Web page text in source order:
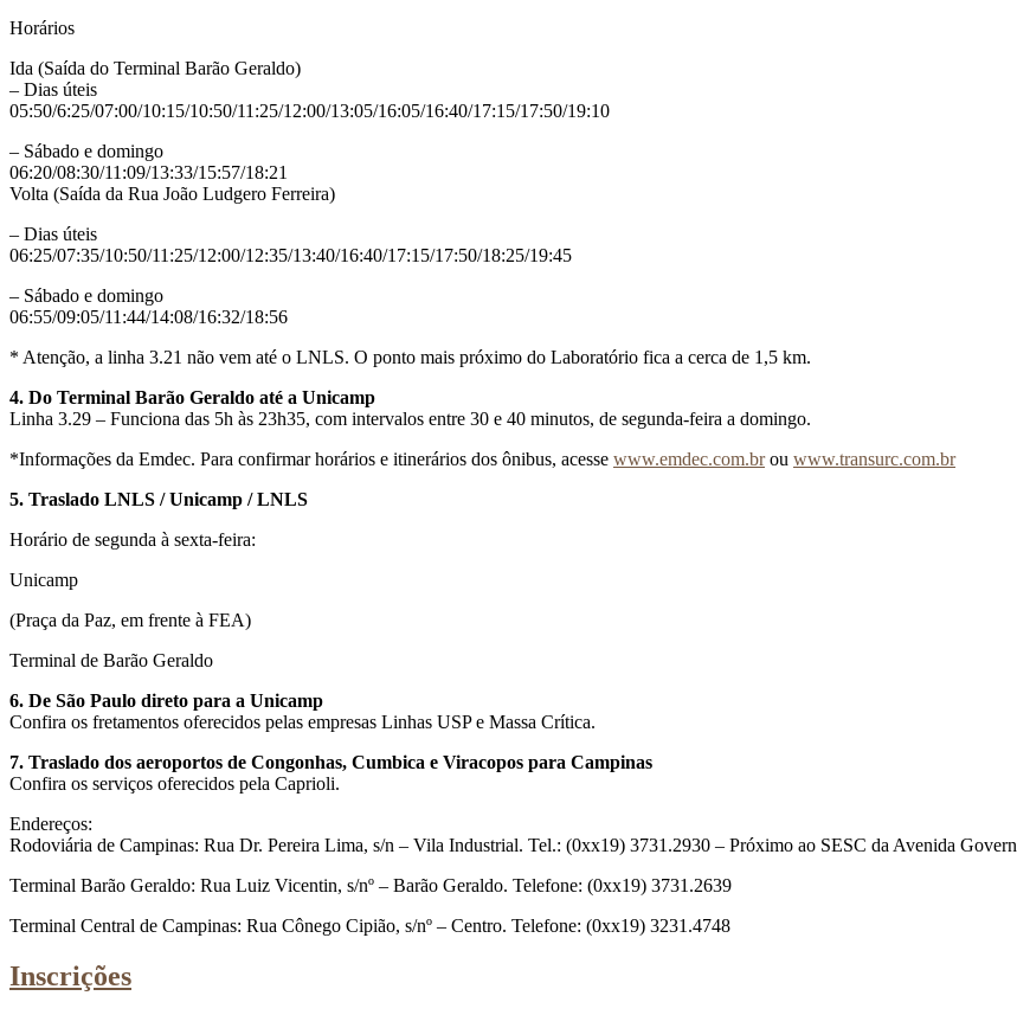
Horários
Ida (Saída do Terminal Barão Geraldo)
– Dias úteis
05:50/6:25/07:00/10:15/10:50/11:25/12:00/13:05/16:05/16:40/17:15/17:50/19:10
– Sábado e domingo
06:20/08:30/11:09/13:33/15:57/18:21
Volta (Saída da Rua João Ludgero Ferreira)
– Dias úteis
06:25/07:35/10:50/11:25/12:00/12:35/13:40/16:40/17:15/17:50/18:25/19:45
– Sábado e domingo
06:55/09:05/11:44/14:08/16:32/18:56
* Atenção, a linha 3.21 não vem até o LNLS. O ponto mais próximo do Laboratório fica a cerca de 1,5 km.
4. Do Terminal Barão Geraldo até a Unicamp
Linha 3.29 – Funciona das 5h às 23h35, com intervalos entre 30 e 40 minutos, de segunda-feira a domingo.
*Informações da Emdec. Para confirmar horários e itinerários dos ônibus, acesse www.emdec.com.brou www.transurc.com.br
5. Traslado LNLS / Unicamp / LNLS
Horário de segunda à sexta-feira:
Unicamp
(Praça da Paz, em frente à FEA)
Terminal de Barão Geraldo
6. De São Paulo direto para a Unicamp
Confira os fretamentos oferecidos pelas empresas Linhas USP e Massa Crítica.
7. Traslado dos aeroportos de Congonhas, Cumbica e Viracopos para Campinas
Confira os serviços oferecidos pela Caprioli.
Endereços:
Rodoviária de Campinas: Rua Dr. Pereira Lima, s/n – Vila Industrial. Tel.: (0xx19) 3731.2930 – Próximo ao SESC da Avenida
Terminal Barão Geraldo: Rua Luiz Vicentin, s/nº – Barão Geraldo. Telefone: (0xx19) 3731.2639
Terminal Central de Campinas: Rua Cônego Cipião, s/nº – Centro. Telefone: (0xx19) 3231.4748
Inscrições